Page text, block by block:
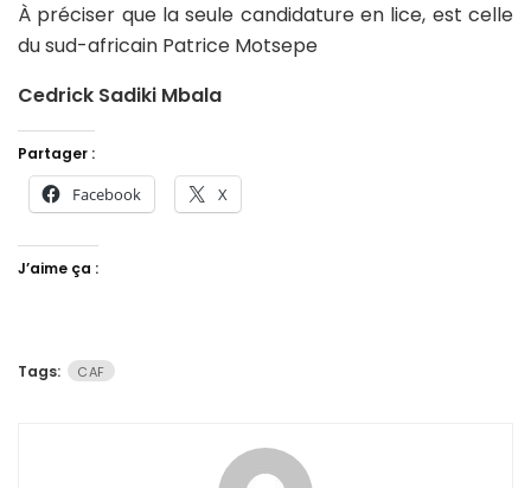
À préciser que la seule candidature en lice, est celle
du sud-africain Patrice Motsepe
Cedrick Sadiki Mbala
Partager :
Facebook X
J’aime ça :
Tags: CAF